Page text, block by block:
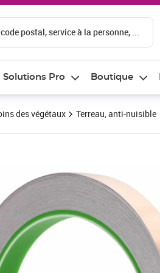
postal, service à la personne, ...
Solutions Pro Boutique
des végétaux Terreau, anti-nuisible